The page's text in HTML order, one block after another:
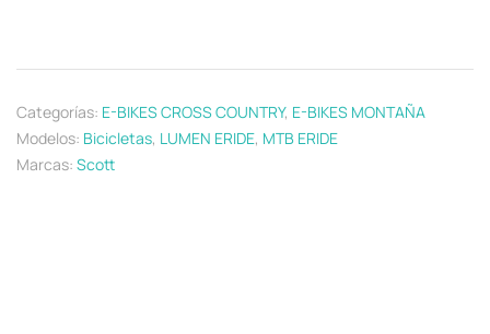
Categorías: E-BIKES CROSS COUNTRY, E-BIKES MONTAÑA
Modelos: Bicicletas, LUMEN ERIDE, MTB ERIDE
Marcas: Scott